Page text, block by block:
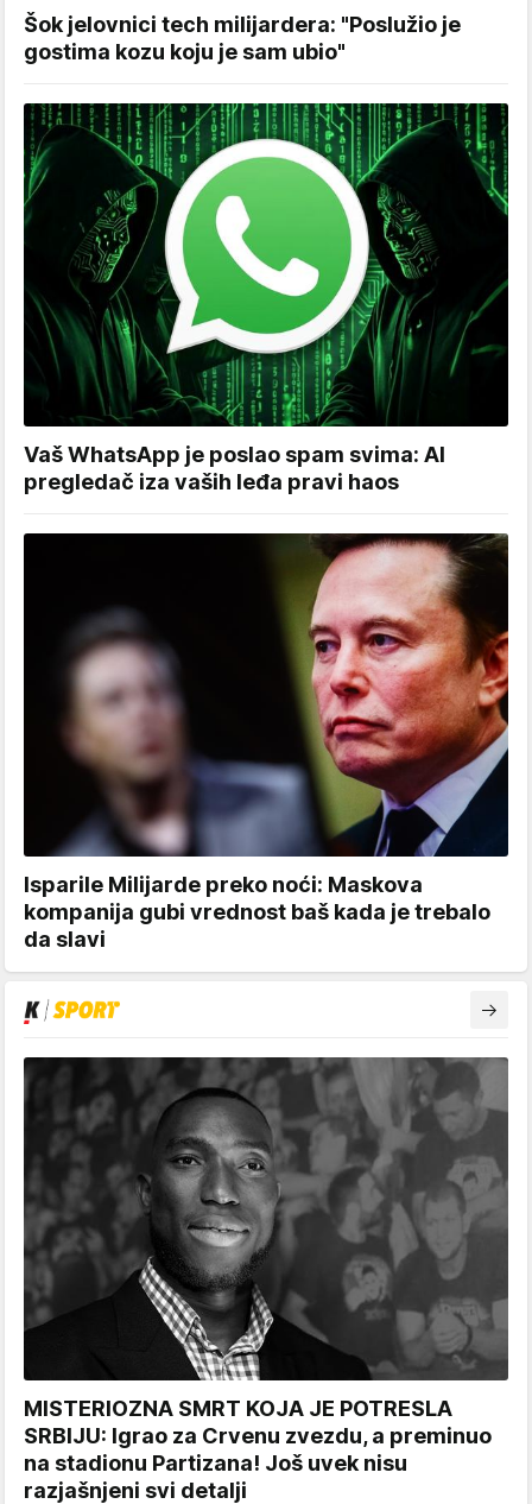
Šok jelovnici tech milijardera: "Poslužio je
gostima kozu koju je sam ubio"
Vaš WhatsApp je poslao spam svima: AI
pregledač iza vaših leđa pravi haos
Isparile Milijarde preko noći: Maskova
kompanija gubi vrednost baš kada je trebalo
da slavi
MISTERIOZNA SMRT KOJA JE POTRESLA
SRBIJU: Igrao za Crvenu zvezdu, a preminuo
na stadionu Partizana! Još uvek nisu
razjašnjeni svi detalji